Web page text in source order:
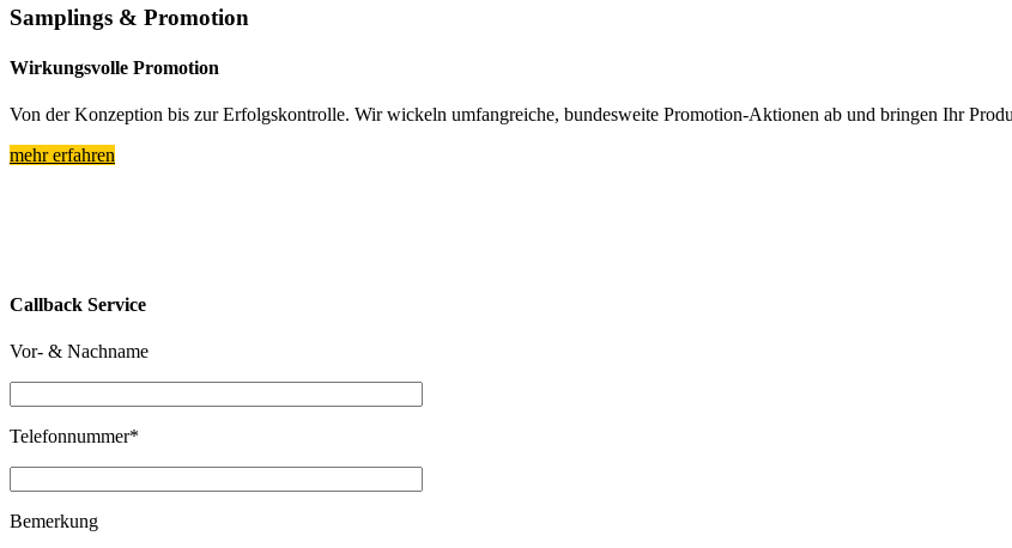
Samplings & Promotion
Wirkungsvolle Promotion
Von der Konzeption bis zur Erfolgskontrolle. Wir wickeln umfangreiche, bundesweite Promotion-Aktionen ab und bringen Ihr
mehr erfahren
Callback Service
Vor- & Nachname
Telefonnummer*
Bemerkung